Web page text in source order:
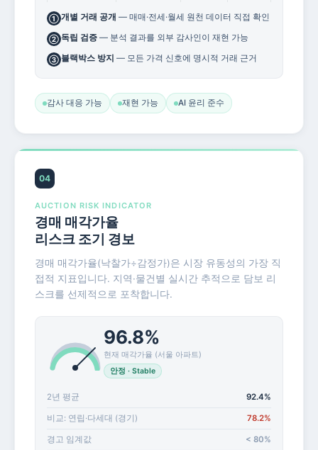
① 개별 거래 공개 — 매매·전세·월세 원천 데이터 직접 확인
② 독립 검증 — 분석 결과를 외부 감사인이 재현 가능
③ 블랙박스 방지 — 모든 가격 신호에 명시적 거래 근거
감사 대응 가능 재현 가능 AI 윤리 준수
04
AUCTION RISK INDICATOR
경매 매각가율
리스크 조기 경보
경매 매각가율(낙찰가÷감정가)은 시장 유동성의 가장 직
접적 지표입니다. 지역·물건별 실시간 추적으로 담보 리
스크를 선제적으로 포착합니다.
96.8%
현재 매각가율 (서울 아파트)
안정 · Stable
2년 평균 92.4%
비교: 연립·다세대 (경기) 78.2%
경고 임계값 < 80%